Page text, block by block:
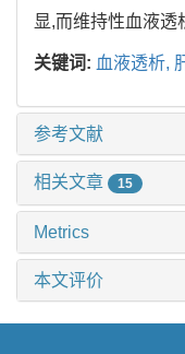
显,而维持性血液透
关键词: 血液透析,
参考文献
相关文章 15
Metrics
本文评价